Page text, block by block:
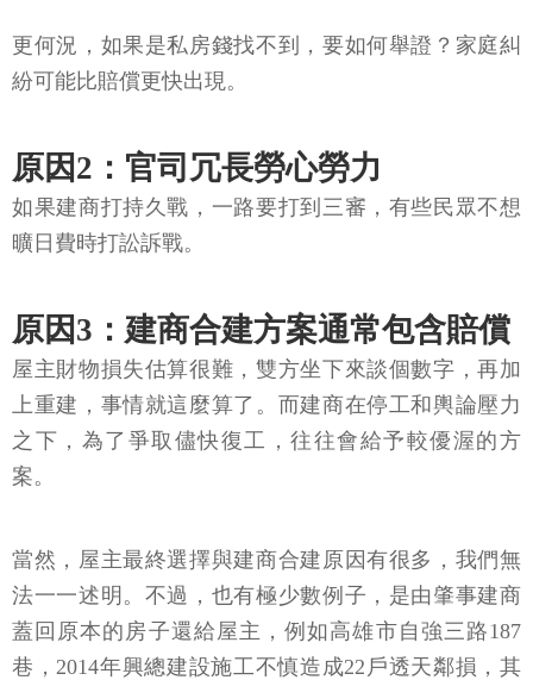
更何況，如果是私房錢找不到，要如何舉證？家庭糾
紛可能比賠償更快出現。
原因2：官司冗長勞心勞力
如果建商打持久戰，一路要打到三審，有些民眾不想
曠日費時打訟訴戰。
原因3：建商合建方案通常包含賠償
屋主財物損失估算很難，雙方坐下來談個數字，再加
上重建，事情就這麼算了。而建商在停工和輿論壓力
之下，為了爭取儘快復工，往往會給予較優渥的方
案。
當然，屋主最終選擇與建商合建原因有很多，我們無
法一一述明。不過，也有極少數例子，是由肇事建商
蓋回原本的房子還給屋主，例如高雄市自強三路187
巷，2014年興總建設施工不慎造成22戶透天鄰損，其